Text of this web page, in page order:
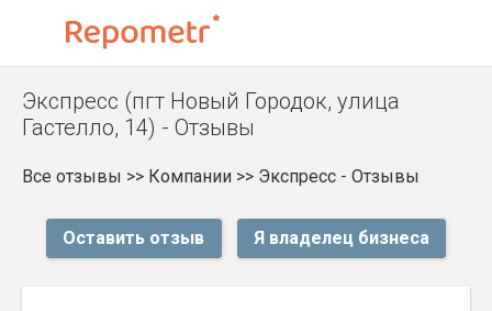
Экспресс (пгт Новый Городок, улица
Гастелло, 14) - Отзывы
Все отзывы >> Компании >> Экспресс - Отзывы
Оставить отзыв Я владелец бизнеса